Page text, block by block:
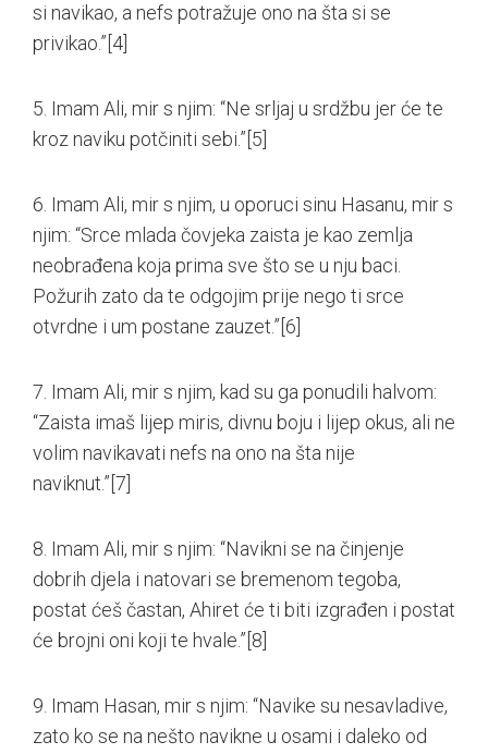
si navikao, a nefs potražuje ono na šta si se
privikao.” [4]
5. Imam Ali, mir s njim: “Ne srljaj u srdžbu jer će te
kroz naviku potčiniti sebi.” [5]
6. Imam Ali, mir s njim, u oporuci sinu Hasanu, mir s
njim: “Srce mlada čovjeka zaista je kao zemlja
neobrađena koja prima sve što se u nju baci.
Požurih zato da te odgojim prije nego ti srce
otvrdne i um postane zauzet.” [6]
7. Imam Ali, mir s njim, kad su ga ponudili halvom:
“Zaista imaš lijep miris, divnu boju i lijep okus, ali ne
volim navikavati nefs na ono na šta nije
naviknut.” [7]
8. Imam Ali, mir s njim: “Navikni se na činjenje
dobrih djela i natovari se bremenom tegoba,
postat ćeš častan, Ahiret će ti biti izgrađen i postat
će brojni oni koji te hvale.” [8]
9. Imam Hasan, mir s njim: “Navike su nesavladive,
zato ko se na nešto navikne u osami i daleko od